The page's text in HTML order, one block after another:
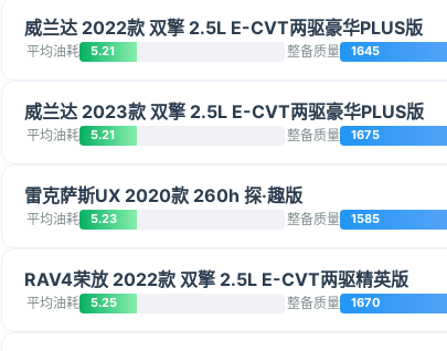
威兰达 2022款 双擎 2.5L E-CVT两驱豪华PLUS版
平均油耗 5.21 整备质量 1645
威兰达 2023款 双擎 2.5L E-CVT两驱豪华PLUS版
平均油耗 5.21 整备质量 1675
雷克萨斯UX 2020款 260h 探·趣版
平均油耗 5.23 整备质量 1585
RAV4荣放 2022款 双擎 2.5L E-CVT两驱精英版
平均油耗 5.25 整备质量 1670